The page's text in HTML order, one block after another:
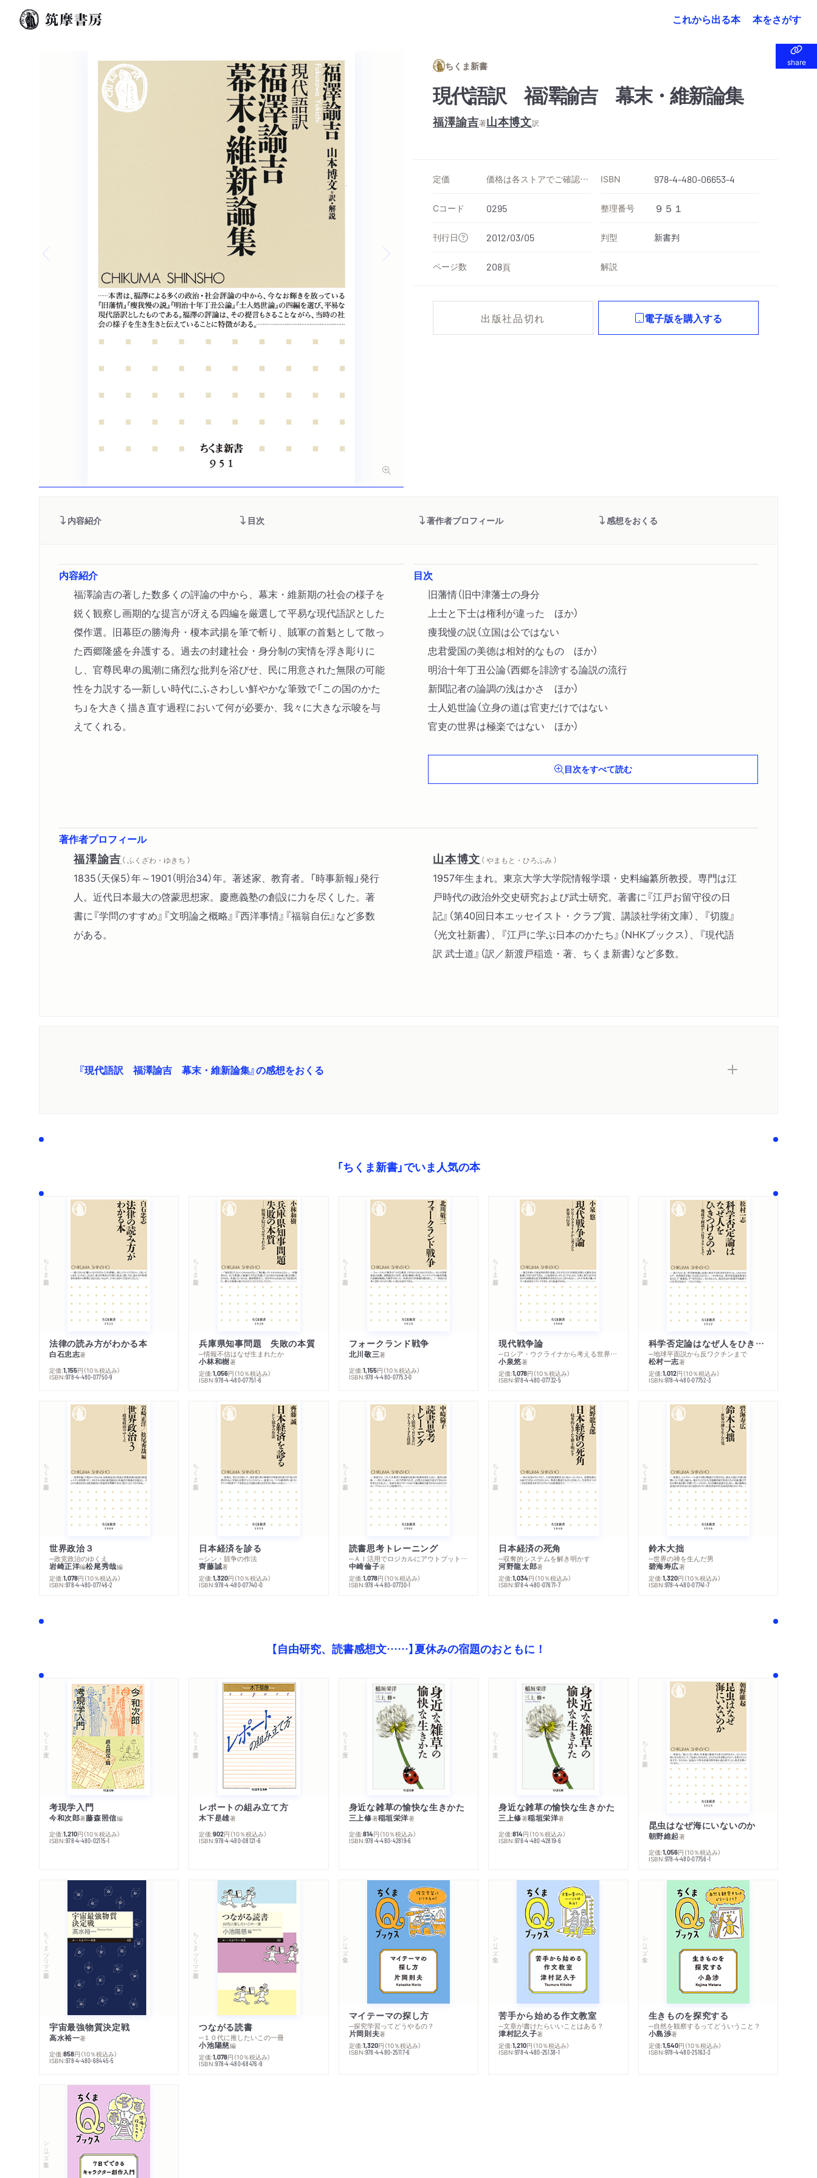
これから出る本 本をさがす
share
share
ちくま新書
現代語訳 福澤諭吉 幕末・維新論集
福澤諭吉著山本博文訳
定価 価格は各ストアでご確認ください ISBN 978-4-480-06653-4
Cコード 0295 整理番号 ９５１
刊行日 2012/03/05 判型 新書判
ページ数 208頁 解説
出版社品切れ 電子版を購入する
内容紹介 目次 著作者プロフィール 感想をおくる
内容紹介
福澤諭吉の著した数多くの評論の中から、幕末・維新期の社会の様子を
鋭く観察し画期的な提言が冴える四編を厳選して平易な現代語訳とした
傑作選。旧幕臣の勝海舟・榎本武揚を筆で斬り、賊軍の首魁として散っ
た西郷隆盛を弁護する。過去の封建社会・身分制の実情を浮き彫りに
し、官尊民卑の風潮に痛烈な批判を浴びせ、民に用意された無限の可能
性を力説する―新しい時代にふさわしい鮮やかな筆致で「この国のかた
ち」を大きく描き直す過程において何が必要か、我々に大きな示唆を与
えてくれる。
目次
旧藩情（旧中津藩士の身分
上士と下士は権利が違った ほか）
痩我慢の説（立国は公ではない
忠君愛国の美徳は相対的なもの ほか）
明治十年丁丑公論（西郷を誹謗する論説の流行
新聞記者の論調の浅はかさ ほか）
士人処世論（立身の道は官吏だけではない
官吏の世界は極楽ではない ほか）
目次をすべて読む
著作者プロフィール
福澤諭吉 （ ふくざわ・ゆきち ）
1835（天保5）年～1901（明治34）年。著述家、教育者。「時事新報」発行
人。近代日本最大の啓蒙思想家。慶應義塾の創設に力を尽くした。著
書に『学問のすすめ』『文明論之概略』『西洋事情』『福翁自伝』など多数
がある。
山本博文 （ やまもと・ひろふみ ）
1957年生まれ。東京大学大学院情報学環・史料編纂所教授。専門は江
戸時代の政治外交史研究および武士研究。著書に『江戸お留守役の日
記』（第40回日本エッセイスト・クラブ賞、講談社学術文庫）、『切腹』
（光文社新書）、『江戸に学ぶ日本のかたち』（NHKブックス）、『現代語
訳 武士道』（訳／新渡戸稲造・著、ちくま新書）など多数。
『現代語訳 福澤諭吉 幕末・維新論集』の感想をおくる
「ちくま新書」でいま人気の本
ちくま新書
法律の読み方がわかる本
白石忠志著
定価:1,155円 （10％税込み）
ISBN:978-4-480-07750-9
ちくま新書
兵庫県知事問題 失敗の本質
─情報不信はなぜ生まれたか
小林和樹著
定価:1,056円 （10％税込み）
ISBN:978-4-480-07751-6
ちくま新書
フォークランド戦争
北川敬三著
定価:1,155円 （10％税込み）
ISBN:978-4-480-07753-0
ちくま新書
現代戦争論
─ロシア・ウクライナから考える世界の行方
小泉悠著
定価:1,078円 （10％税込み）
ISBN:978-4-480-07732-5
ちくま新書
科学否定論はなぜ人をひきつけるのか
─地球平面説から反ワクチンまで
松村一志著
定価:1,012円 （10％税込み）
ISBN:978-4-480-07752-3
ちくま新書
世界政治３
─政党政治のゆくえ
岩崎正洋編松尾秀哉編
定価:1,078円 （10％税込み）
ISBN:978-4-480-07746-2
ちくま新書
日本経済を診る
─シン・競争の作法
齊藤誠著
定価:1,320円 （10％税込み）
ISBN:978-4-480-07740-0
ちくま新書
読書思考トレーニング
─ＡＩ活用でロジカルにアウトプットする技法
中崎倫子著
定価:1,078円 （10％税込み）
ISBN:978-4-480-07730-1
ちくま新書
日本経済の死角
─収奪的システムを解き明かす
河野龍太郎著
定価:1,034円 （10％税込み）
ISBN:978-4-480-07671-7
ちくま新書
鈴木大拙
─世界の禅を生んだ男
碧海寿広著
定価:1,320円 （10％税込み）
ISBN:978-4-480-07741-7
【自由研究、読書感想文……】夏休みの宿題のおともに！
ちくま文庫
考現学入門
今和次郎著藤森照信編
定価:1,210円 （10％税込み）
ISBN:978-4-480-02115-1
ちくま学芸文庫
レポートの組み立て方
木下是雄著
定価:902円 （10％税込み）
ISBN:978-4-480-08121-6
ちくま文庫
身近な雑草の愉快な生きかた
三上修著稲垣栄洋著
定価:814円 （10％税込み）
ISBN:978-4-480-42819-6
ちくま文庫
身近な雑草の愉快な生きかた
三上修著稲垣栄洋著
定価:814円 （10％税込み）
ISBN:978-4-480-42819-6
ちくま新書
昆虫はなぜ海にいないのか
朝野維起著
定価:1,056円 （10％税込み）
ISBN:978-4-480-07756-1
ちくまプリマー新書
宇宙最強物質決定戦
高水裕一著
定価:858円 （10％税込み）
ISBN:978-4-480-68445-5
ちくまプリマー新書
つながる読書
─１０代に推したいこの一冊
小池陽慈編
定価:1,078円 （10％税込み）
ISBN:978-4-480-68476-9
シリーズ・全集
マイテーマの探し方
─探究学習ってどうやるの？
片岡則夫著
定価:1,320円 （10％税込み）
ISBN:978-4-480-25117-6
シリーズ・全集
苦手から始める作文教室
─文章が書けたらいいことはある？
津村記久子著
定価:1,210円 （10％税込み）
ISBN:978-4-480-25138-1
シリーズ・全集
生きものを探究する
─自然を観察するってどういうこと？
小島渉著
定価:1,540円 （10％税込み）
ISBN:978-4-480-25163-3
シリーズ・全集